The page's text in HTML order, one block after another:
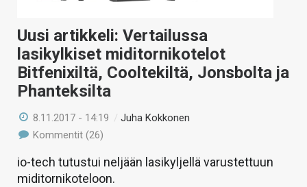
Uusi artikkeli: Vertailussa
lasikylkiset miditornikotelot
Bitfenixiltä, Cooltekiltä, Jonsbolta ja
Phanteksilta
8.11.2017 - 14:19 /Juha Kokkonen
Kommentit (26)
io-tech tutustui neljään lasikyljellä varustettuun
miditornikoteloon.